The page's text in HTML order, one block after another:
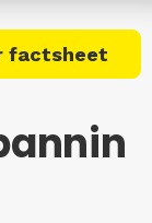
factsheet